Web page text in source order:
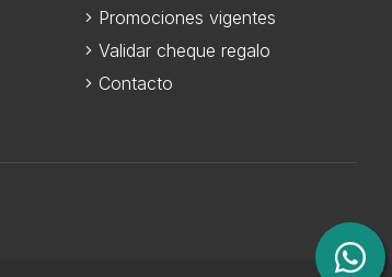
Promociones vigentes
Validar cheque regalo
Contacto